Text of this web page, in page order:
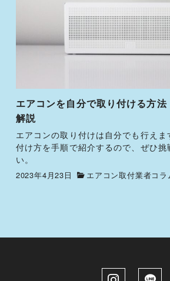
エアコンを自分で取り付ける方
解説
エアコンの取り付けは自分でも行えま
付け方を手順で紹介するので、ぜひ挑
い。
2023年4月23日 エアコン取付業者コラ